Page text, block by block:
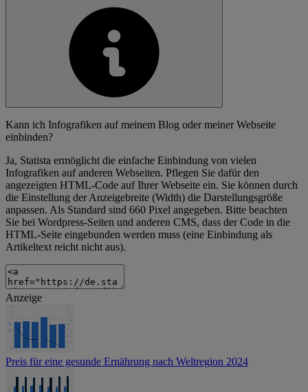
Kann ich Infografiken auf meinem Blog oder meiner Webseite
einbinden?
Ja, Statista ermöglicht die einfache Einbindung von vielen
Infografiken auf anderen Webseiten. Pflegen Sie dafür den
angezeigten HTML-Code auf Ihrer Webseite ein. Sie können durch
die Einstellung der Anzeigebreite (Width) die Darstellungsgröße
anpassen. Als Standard sind 660 Pixel angegeben. Bitte beachten
Sie bei Wordpress-Seiten und anderen CMS, dass der Code in die
HTML-Seite eingebunden werden muss (eine Einbindung als
Artikeltext reicht nicht aus).
Anzeige
Preis für eine gesunde Ernährung nach Weltregion 2024